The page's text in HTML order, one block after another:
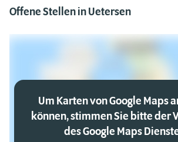
Offene Stellen in Uetersen
Um Karten von Google Maps
können, stimmen Sie bitte der
des Google Maps